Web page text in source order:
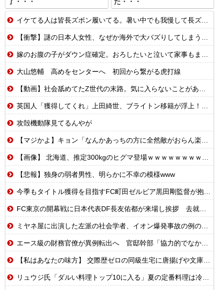
了・・・
た・・・
イケてる人は皆長ズボン履いてる。暑い中でも我慢して長ズボン履いてる。半ズボンはモテ無い。厳しいって
【衝撃】謎の日本人女性、なぜか海外で大バズりしてしまうwww
嫁のお腹の子がダウン症確定。おろしたいと泣いて家事もまともにしない。命を粗末にするなと叱ったら「なら貴方が会社辞めて専業主夫になって全部面倒見て。誓約書書いて」
大山悠輔 高めをセンターへ 初回から繋がる虎打線
【動画】社会舐めてたZ世代の末路。気に入らないことがあれば退職代行で即退職!理想の職場を求め続けた結果
英国人「獲得してくれ」上田綺世、ブライトン移籍が浮上！三笘薫との日本代表ホットライン実現!?現地サポ大興奮！「勘弁してくれ」と危惧される懸念点とは!?【海外の反応】
攻殻機動隊見てるんやが
【マジかよ】キョン「なんかあっちの方に全然敵がおらん楽園あるらしいで!」
【画像】 北海道、推定300kgのヒグマ登場ｗｗｗｗｗｗｗｗｗｗｗｗｗｗｗｗｗｗｗｗ
【悲報】独身の弱者男性、明らかに不幸の模様www
今季もタイトル獲得を目指すFC町田ゼルビア黒田剛監督が抱負を語る
FC東京の開幕戦に日本代表DF長友佑都が来場し挨拶 去就に注目集まる
ミヤネ屋に出演した左派の社会学者、イオン爆発事故の例のテナントに理解を示して……
エース級の財務官僚が異例転出へ 官邸幹部「協力的でなかったから」 [8/6]
【私はあなたの味方】 交際歴ゼロの同級生宅に唐揚げや文庫本を20回以上届けた24歳女を逮捕
リュウジ氏「ダルい料理トップ10に入る」夏の定番料理は冷やし中華 「あり得ないほどダルい」